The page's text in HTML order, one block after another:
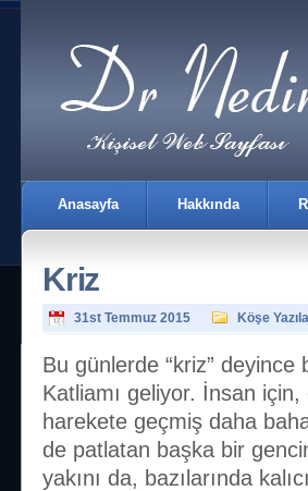
Anasayfa Hakkında
İletişim
Kriz
31st Temmuz 2015 Köşe
Bu günlerde “kriz” deyince
Katliamı geliyor. İnsan
harekete geçmiş daha
de patlatan başka bir
yakını da, bazılarında